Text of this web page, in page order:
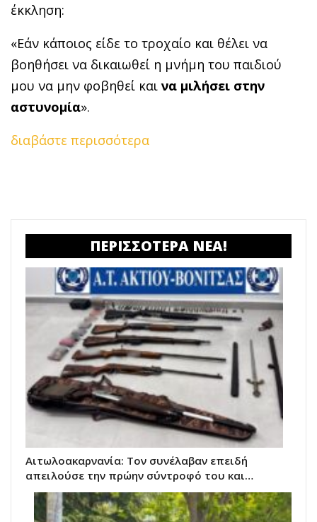
έκκληση:
«Εάν κάποιος είδε το τροχαίο και θέλει να
βοηθήσει να δικαιωθεί η μνήμη του παιδιού
μου να μην φοβηθεί και να μιλήσει στην
αστυνομία».
διαβάστε περισσότερα
ΠΕΡΙΣΣΟΤΕΡΑ ΝΕΑ!
Αιτωλοακαρνανία: Τον συνέλαβαν επειδή
απειλούσε την πρώην σύντροφό του και…